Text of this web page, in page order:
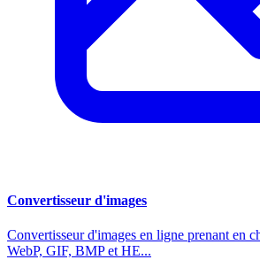
Convertisseur d'images
Convertisseur d'images en ligne prenant en
WebP, GIF, BMP et HE...